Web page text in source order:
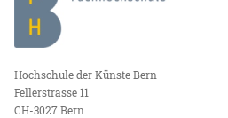
Hochschule der Künste Bern
Fellerstrasse 11
CH-3027 Bern